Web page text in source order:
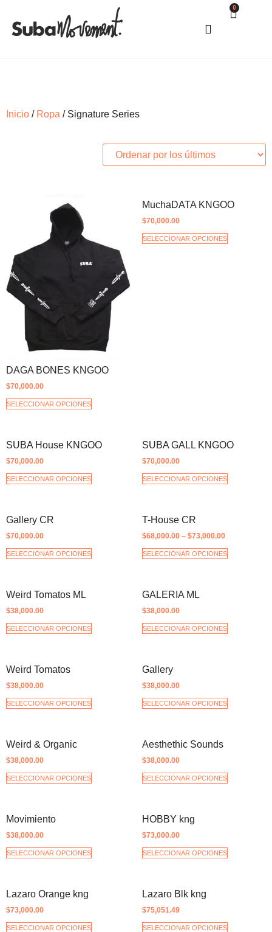
0
Inicio / Ropa / Signature Series
DAGA BONES KNGOO
$70,000.00
SELECCIONAR OPCIONES
MuchaDATA KNGOO
$70,000.00
SELECCIONAR OPCIONES
SUBA House KNGOO
$70,000.00
SELECCIONAR OPCIONES
SUBA GALL KNGOO
$70,000.00
SELECCIONAR OPCIONES
Gallery CR
$70,000.00
SELECCIONAR OPCIONES
T-House CR
$68,000.00 – $73,000.00
SELECCIONAR OPCIONES
Weird Tomatos ML
$38,000.00
SELECCIONAR OPCIONES
GALERIA ML
$38,000.00
SELECCIONAR OPCIONES
Weird Tomatos
$38,000.00
SELECCIONAR OPCIONES
Gallery
$38,000.00
SELECCIONAR OPCIONES
Weird & Organic
$38,000.00
SELECCIONAR OPCIONES
Aesthethic Sounds
$38,000.00
SELECCIONAR OPCIONES
Movimiento
$38,000.00
SELECCIONAR OPCIONES
HOBBY kng
$73,000.00
SELECCIONAR OPCIONES
Lazaro Orange kng
$73,000.00
SELECCIONAR OPCIONES
Lazaro Blk kng
$75,051.49
SELECCIONAR OPCIONES